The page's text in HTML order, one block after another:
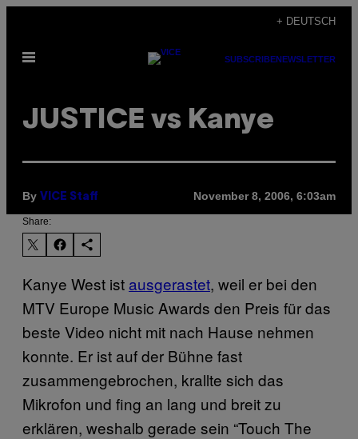
content
+ DEUTSCH
Open
SUBSCRIBENEWSLETTER
JUSTICE vs Kanye
By VICE Staff November 8, 2006, 6:03am
Share:
Kanye West ist ausgerastet, weil er bei den
MTV Europe Music Awards den Preis für das
beste Video nicht mit nach Hause nehmen
konnte. Er ist auf der Bühne fast
zusammengebrochen, krallte sich das
Mikrofon und fing an lang und breit zu
erklären, weshalb gerade sein “Touch The